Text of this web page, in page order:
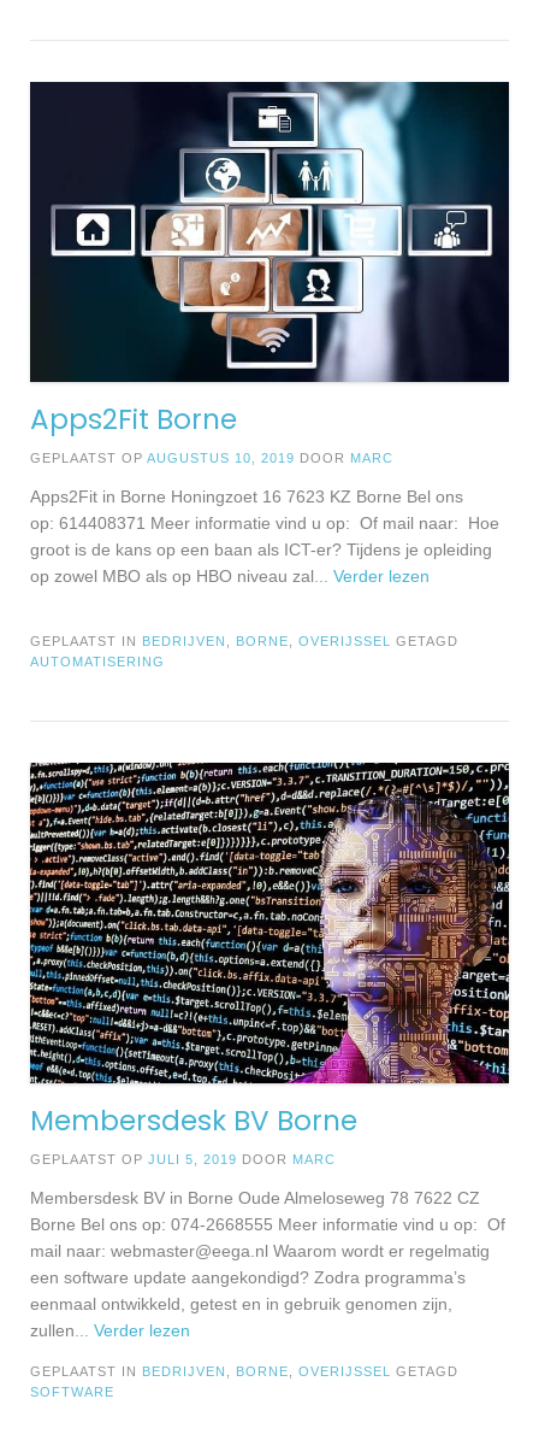
Apps2Fit Borne
GEPLAATST OP AUGUSTUS 10, 2019 DOOR MARC
Apps2Fit in Borne Honingzoet 16 7623 KZ Borne Bel ons
op: 614408371 Meer informatie vind u op: Of mail naar: Hoe
groot is de kans op een baan als ICT-er? Tijdens je opleiding
op zowel MBO als op HBO niveau zal ... Verder lezen
GEPLAATST IN BEDRIJVEN BORNE OVERIJSSEL
GETAGD
AUTOMATISERING
Membersdesk BV Borne
GEPLAATST OP JULI 5, 2019 DOOR MARC
Membersdesk BV in Borne Oude Almeloseweg 78 7622 CZ
Borne Bel ons op: 074-2668555 Meer informatie vind u op: Of
mail naar: webmaster@eega.nl Waarom wordt er regelmatig
een software update aangekondigd? Zodra programma’s
eenmaal ontwikkeld, getest en in gebruik genomen zijn,
zullen... Verder lezen
GEPLAATST IN BEDRIJVEN BORNE OVERIJSSEL
GETAGD
SOFTWARE